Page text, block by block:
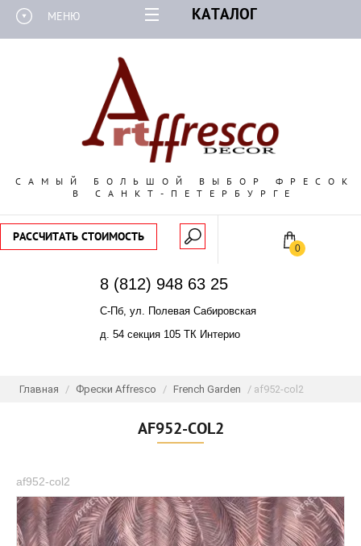
КАТАЛОГ
МЕНЮ
САМЫЙ БОЛЬШОЙ ВЫБОР ФРЕСОК
В САНКТ-ПЕТЕРБУРГЕ
РАССЧИТАТЬ СТОИМОСТЬ
0
8 (812) 948 63 25
С-Пб, ул. Полевая Сабировская
д. 54 секция 105 ТК Интерио
Главная / Фрески Affresco / French Garden / af952-col2
AF952-COL2
af952-col2